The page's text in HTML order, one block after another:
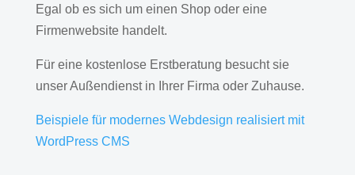
Egal ob es sich um einen Shop oder eine
Firmenwebsite handelt.
Für eine kostenlose Erstberatung besucht sie
unser Außendienst in Ihrer Firma oder Zuhause.
Beispiele für modernes Webdesign realisiert mit
WordPress CMS